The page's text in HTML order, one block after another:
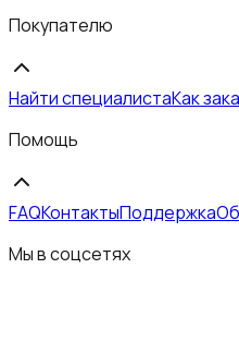
Покупателю
Найти специалистаКак
Помощь
FAQКонтактыПоддержка
Мы в соцсетях